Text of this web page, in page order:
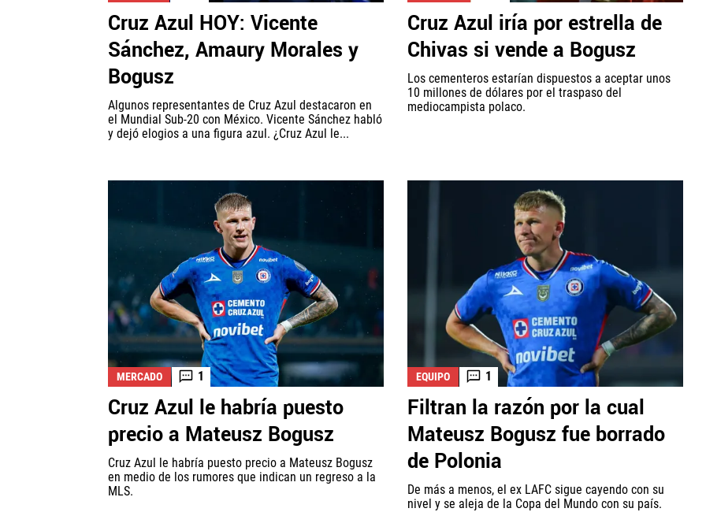
Cruz Azul HOY: Vicente
Sánchez, Amaury Morales y
Bogusz
Algunos representantes de Cruz Azul destacaron en
el Mundial Sub-20 con México. Vicente Sánchez habló
y dejó elogios a una figura azul. ¿Cruz Azul le...
Cruz Azul iría por estrella de
Chivas si vende a Bogusz
Los cementeros estarían dispuestos a aceptar unos
10 millones de dólares por el traspaso del
mediocampista polaco.
MERCADO 1
Cruz Azul le habría puesto
precio a Mateusz Bogusz
Cruz Azul le habría puesto precio a Mateusz Bogusz
en medio de los rumores que indican un regreso a la
MLS.
EQUIPO 1
Filtran la razón por la cual
Mateusz Bogusz fue borrado
de Polonia
De más a menos, el ex LAFC sigue cayendo con su
nivel y se aleja de la Copa del Mundo con su país.